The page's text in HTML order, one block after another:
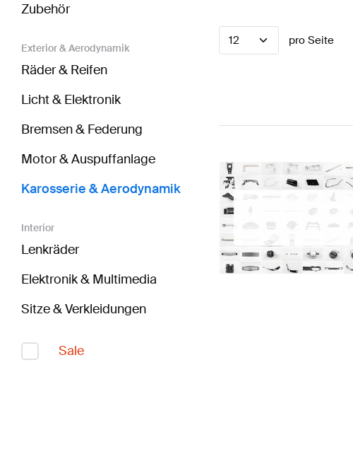
Zubehör
Exterior & Aerodynamik
Räder & Reifen
Licht & Elektronik
Bremsen & Federung
Motor & Auspuffanlage
Karosserie & Aerodynamik
Interior
Lenkräder
Elektronik & Multimedia
Sitze & Verkleidungen
Sale
12 pro Seite